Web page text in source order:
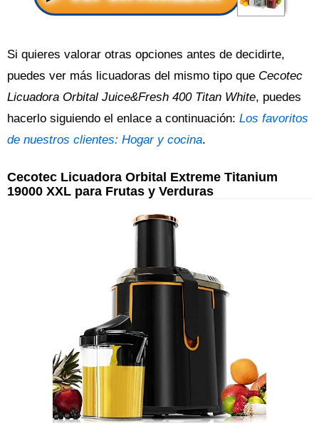
Si quieres valorar otras opciones antes de decidirte,
puedes ver más licuadoras del mismo tipo que Cecotec
Licuadora Orbital Juice&Fresh 400 Titan White, puedes
hacerlo siguiendo el enlace a continuación: Los favoritos
de nuestros clientes: Hogar y cocina.
Cecotec Licuadora Orbital Extreme Titanium
19000 XXL para Frutas y Verduras